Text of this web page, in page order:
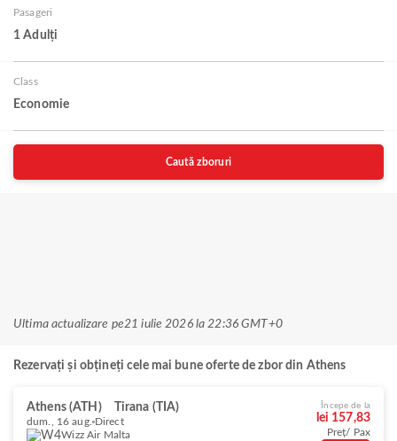
Pasageri
1 Adulți
Class
Economie
Caută zboruri
Ultima actualizare pe21 iulie 2026 la 22:36 GMT+0
Rezervați și obțineți cele mai bune oferte de zbor din Athens
Athens (ATH) Tirana (TIA)
dum., 16 aug. Direct
Wizz Air Malta
Începe de la
lei 157,83
Preț/ Pax